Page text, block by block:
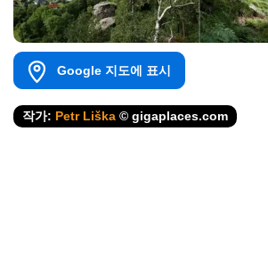
Google 지도에 표시
작가: Petr Liška © gigaplaces.com